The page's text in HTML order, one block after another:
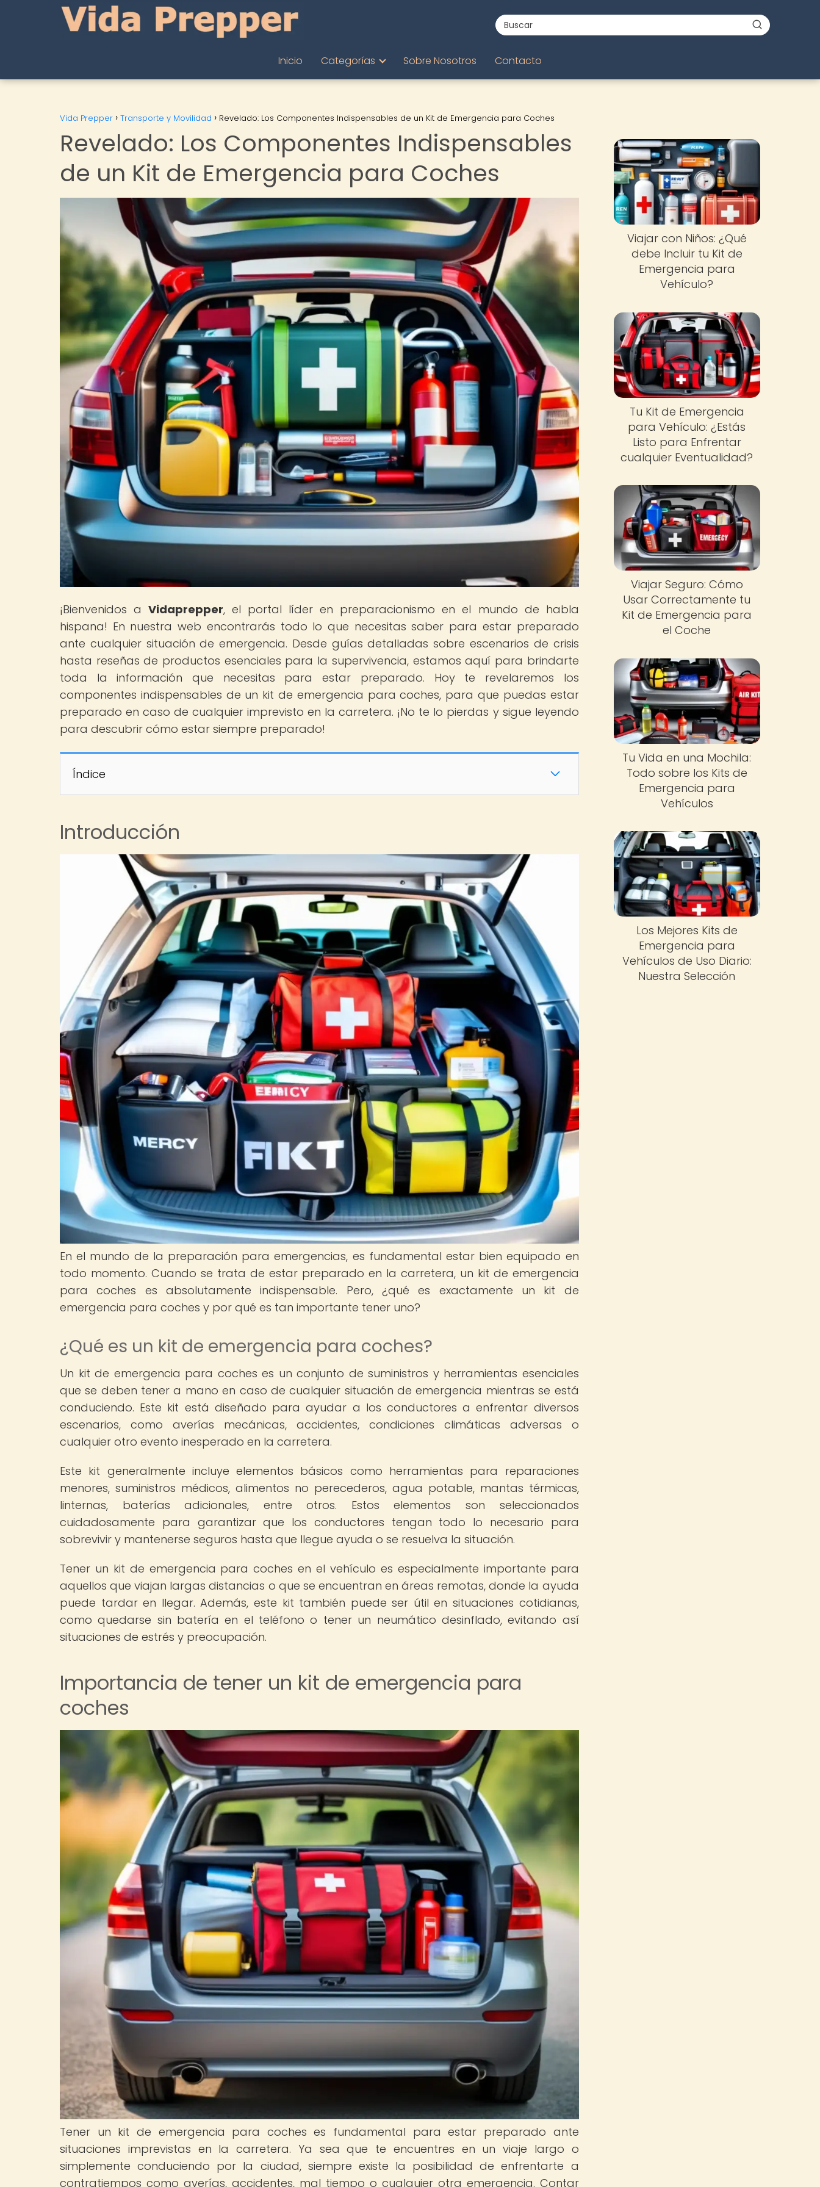
Inicio Categorías Sobre Nosotros Contacto
Vida Prepper Transporte y Movilidad Revelado: Los Componentes Indispensables de un Kit de Emergencia para Coches
Revelado: Los Componentes Indispensables
de un Kit de Emergencia para Coches
¡Bienvenidos aVidaprepper, el portal líder en preparacionismo en el mundo de habla
hispana! En nuestra web encontrarás todo lo que necesitas saber para estar preparado
ante cualquier situación de emergencia. Desde guías detalladas sobre escenarios de crisis
hasta reseñas de productos esenciales para la supervivencia, estamos aquí para brindarte
toda la información que necesitas para estar preparado. Hoy te revelaremos los
componentes indispensables de un kit de emergencia para coches, para que puedas estar
preparado en caso de cualquier imprevisto en la carretera. ¡No te lo pierdas y sigue leyendo
para descubrir cómo estar siempre preparado!
Índice
Introducción
En el mundo de la preparación para emergencias, es fundamental estar bien equipado en
todo momento. Cuando se trata de estar preparado en la carretera, un kit de emergencia
para coches es absolutamente indispensable. Pero, ¿qué es exactamente un kit de
emergencia para coches y por qué es tan importante tener uno?
¿Qué es un kit de emergencia para coches?
Un kit de emergencia para coches es un conjunto de suministros y herramientas esenciales
que se deben tener a mano en caso de cualquier situación de emergencia mientras se está
conduciendo. Este kit está diseñado para ayudar a los conductores a enfrentar diversos
escenarios, como averías mecánicas, accidentes, condiciones climáticas adversas o
cualquier otro evento inesperado en la carretera.
Este kit generalmente incluye elementos básicos como herramientas para reparaciones
menores, suministros médicos, alimentos no perecederos, agua potable, mantas térmicas,
linternas, baterías adicionales, entre otros. Estos elementos son seleccionados
cuidadosamente para garantizar que los conductores tengan todo lo necesario para
sobrevivir y mantenerse seguros hasta que llegue ayuda o se resuelva la situación.
Tener un kit de emergencia para coches en el vehículo es especialmente importante para
aquellos que viajan largas distancias o que se encuentran en áreas remotas, donde la ayuda
puede tardar en llegar. Además, este kit también puede ser útil en situaciones cotidianas,
como quedarse sin batería en el teléfono o tener un neumático desinflado, evitando así
situaciones de estrés y preocupación.
Importancia de tener un kit de emergencia para
coches
Tener un kit de emergencia para coches es fundamental para estar preparado ante
situaciones imprevistas en la carretera. Ya sea que te encuentres en un viaje largo o
simplemente conduciendo por la ciudad, siempre existe la posibilidad de enfrentarte a
contratiempos como averías, accidentes, mal tiempo o cualquier otra emergencia. Contar
Viajar con Niños: ¿Qué
debe Incluir tu Kit de
Emergencia para
Vehículo?
Tu Kit de Emergencia
para Vehículo: ¿Estás
Listo para Enfrentar
cualquier Eventualidad?
Viajar Seguro: Cómo
Usar Correctamente tu
Kit de Emergencia para
el Coche
Tu Vida en una Mochila:
Todo sobre los Kits de
Emergencia para
Vehículos
Los Mejores Kits de
Emergencia para
Vehículos de Uso Diario:
Nuestra Selección